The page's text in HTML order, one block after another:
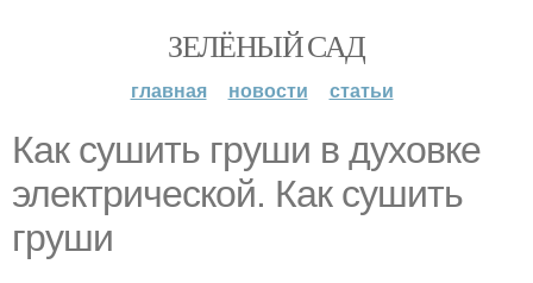
ЗЕЛЁНЫЙ САД
главная новости статьи
Как сушить груши в духовке
электрической. Как сушить
груши